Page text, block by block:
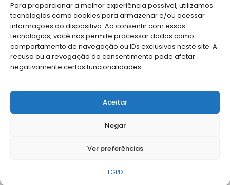
Para proporcionar a melhor experiência possível, utilizamos
tecnologias como cookies para armazenar e/ou acessar
informações do dispositivo. Ao consentir com essas
tecnologias, você nos permite processar dados como
comportamento de navegação ou IDs exclusivos neste site. A
recusa ou a revogação do consentimento pode afetar
negativamente certas funcionalidades.
Aceitar
Negar
Ver preferências
LGPD
CAMPANHAS
SERVIÇOS
FILIADAS
FALE CONOSCO
Solicite Apoio Institucional da AMB para o seu evento